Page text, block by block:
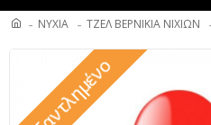
ΝΥΧΙΑ ΤΖΕΛ ΒΕΡΝΙΚΙΑ ΝΙΧΙΩΝ